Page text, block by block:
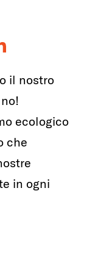
il nostro
ecologico
che
in ogni